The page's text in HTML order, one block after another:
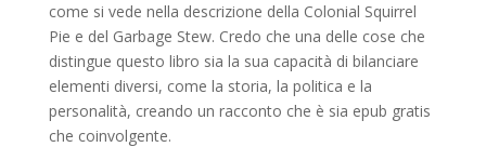
come si vede nella descrizione della Colonial Squirrel
Pie e del Garbage Stew. Credo che una delle cose che
distingue questo libro sia la sua capacità di bilanciare
elementi diversi, come la storia, la politica e la
personalità, creando un racconto che è sia epub gratis
che coinvolgente.